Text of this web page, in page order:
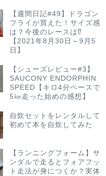
【週間日記#49】ドラゴン
フライが買えた！サイズ感
は？今後のレースは⁉
【2021年8月30日～9月5
日】
【シューズレビュー#3】
SAUCONY ENDORPHIN
SPEED【キロ4分ペースで
5㎞走った始めの感想】
自炊セットをレンタルして
初めて本を自炊してみた
【ランニングフォーム】サ
ンダルで走るとフォアフッ
ト走法が身につくか？実体